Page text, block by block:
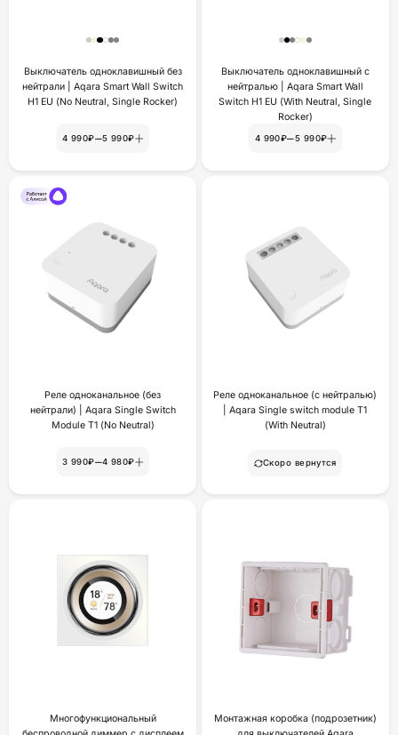
Выключатель одноклавишный без
нейтрали | Aqara Smart Wall Switch
H1 EU (No Neutral, Single Rocker)
4 990₽–5 990₽
Выключатель одноклавишный с
нейтралью | Aqara Smart Wall
Switch H1 EU (With Neutral, Single
Rocker)
4 990₽–5 990₽
Реле одноканальное (без
нейтрали) | Aqara Single Switch
Module T1 (No Neutral)
3 990₽–4 980₽
Реле одноканальное (с нейтралью)
| Aqara Single switch module T1
(With Neutral)
Скоро вернутся
Многофункциональный
Монтажная коробка (подрозетник)